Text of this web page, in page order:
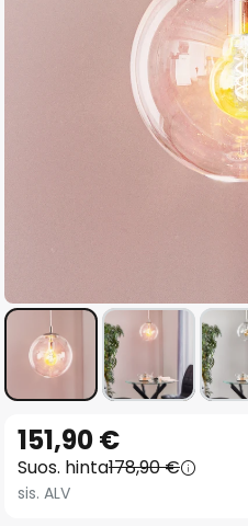
to
the
beginning
151,90 €
Suos. hinta178,90 €
sis. ALV